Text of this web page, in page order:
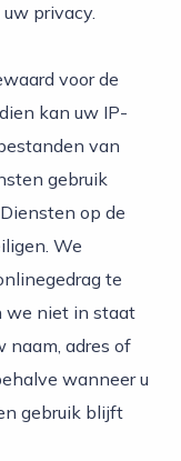
privacy.
voor de
kan uw IP-
van
gebruik
op de
We
te
we niet in staat
naam, adres of
wanneer u
gebruik blijft